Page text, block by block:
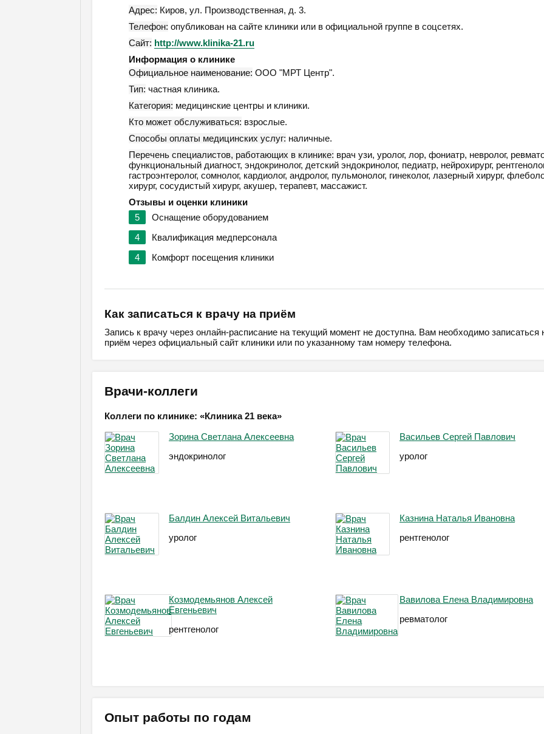
Адрес: Киров, ул. Производственная, д. 3.
Телефон: опубликован на сайте клиники или в официальной группе в соцсетях.
Сайт: http://www.klinika-21.ru
Информация о клинике
Официальное наименование: ООО "МРТ Центр".
Тип: частная клиника.
Категория: медицинские центры и клиники.
Кто может обслуживаться: взрослые.
Способы оплаты медицинских услуг: наличные.
Перечень специалистов, работающих в клинике: врач узи, уролог, лор, фониатр, невролог,
функциональный диагност, эндокринолог, детский эндокринолог, педиатр, нейрохирург,
гастроэнтеролог, сомнолог, кардиолог, андролог, пульмонолог, гинеколог, лазерный хирург,
хирург, сосудистый хирург, акушер, терапевт, массажист.
Отзывы и оценки клиники
5
Оснащение оборудованием
4
Квалификация медперсонала
4
Комфорт посещения клиники
Как записаться к врачу на приём
Запись к врачу через онлайн-расписание на текущий момент не доступна. Вам необходимо записаться
приём через официальный сайт клиники или по указанному там номеру телефона.
Врачи-коллеги
Коллеги по клинике: «Клиника 21 века»
Зорина Светлана Алексеевна
эндокринолог
Васильев Сергей Павлович
уролог
Балдин Алексей Витальевич
уролог
Казнина Наталья Ивановна
рентгенолог
Козмодемьянов Алексей
Евгеньевич
рентгенолог
Вавилова Елена Владимировна
ревматолог
Опыт работы по годам